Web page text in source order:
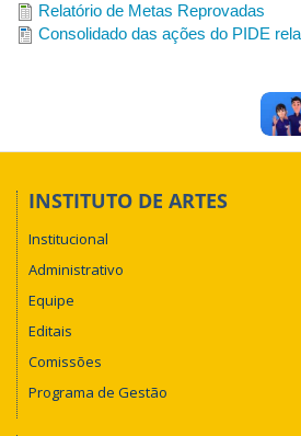
Relatório de Metas Reprovadas
Consolidado das ações do PIDE
INSTITUTO DE ARTES
Institucional
Administrativo
Equipe
Editais
Comissões
Programa de Gestão